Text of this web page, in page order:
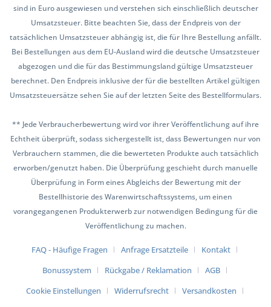
sind in Euro ausgewiesen und verstehen sich einschließlich deutscher
Umsatzsteuer. Bitte beachten Sie, dass der Endpreis von der
tatsächlichen Umsatzsteuer abhängig ist, die für Ihre Bestellung anfällt.
Bei Bestellungen aus dem EU-Ausland wird die deutsche Umsatzsteuer
abgezogen und die für das Bestimmungsland gültige Umsatzsteuer
berechnet. Den Endpreis inklusive der für die bestellten Artikel gültigen
Umsatzsteuersätze sehen Sie auf der letzten Seite des Bestellformulars.
** Jede Verbraucherbewertung wird vor ihrer Veröffentlichung auf ihre
Echtheit überprüft, sodass sichergestellt ist, dass Bewertungen nur von
Verbrauchern stammen, die die bewerteten Produkte auch tatsächlich
erworben/genutzt haben. Die Überprüfung geschieht durch manuelle
Überprüfung in Form eines Abgleichs der Bewertung mit der
Bestellhistorie des Warenwirtschaftssystems, um einen
vorangegangenen Produkterwerb zur notwendigen Bedingung für die
Veröffentlichung zu machen.
FAQ - Häufige Fragen Anfrage Ersatzteile
Kontakt
Bonussystem
Rückgabe / Reklamation
AGB
Cookie Einstellungen
Widerrufsrecht
Versandkosten